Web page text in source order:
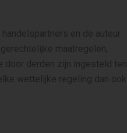
en de auteur
maatregelen,
door derden zijn ingesteld ten
wettelijke regeling dan ook